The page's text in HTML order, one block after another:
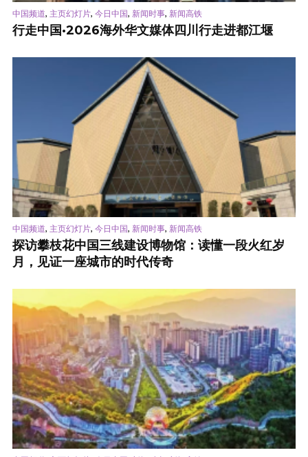
中国频道, 主页幻灯片, 今日中国, 新闻时事, 新闻高铁
行走中国·2026海外华文媒体四川行走进都江堰
中国频道, 主页幻灯片, 今日中国, 新闻时事, 新闻高铁
探访攀枝花中国三线建设博物馆：读懂一段火红岁
月，见证一座城市的时代传奇